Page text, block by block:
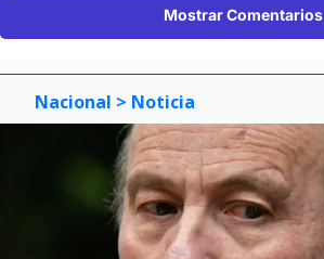
Mostrar Comentarios
Nacional > Noticia